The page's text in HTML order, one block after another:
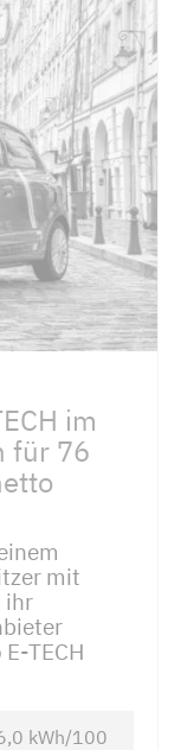
im
für 76
mit
ihr
TECH
kWh/100